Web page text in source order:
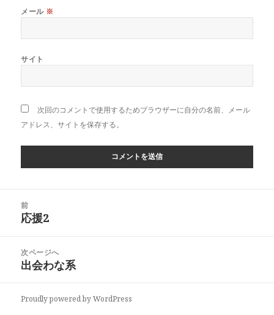
メール ※
サイト
次回のコメントで使用するためブラウザーに自分の名前、メール
アドレス、サイトを保存する。
前
前
投
稿:
応援2
次ページへ
次
投
出会わな系
Proudly powered by WordPress